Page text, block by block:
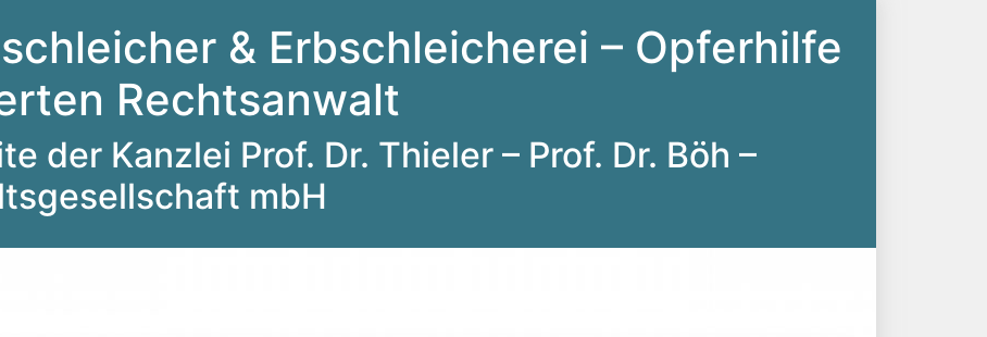
& Erbschleicherei – Opferhilfe
Rechtsanwalt
der Kanzlei Prof. Dr. Thieler – Prof. Dr. Böh –
mbH